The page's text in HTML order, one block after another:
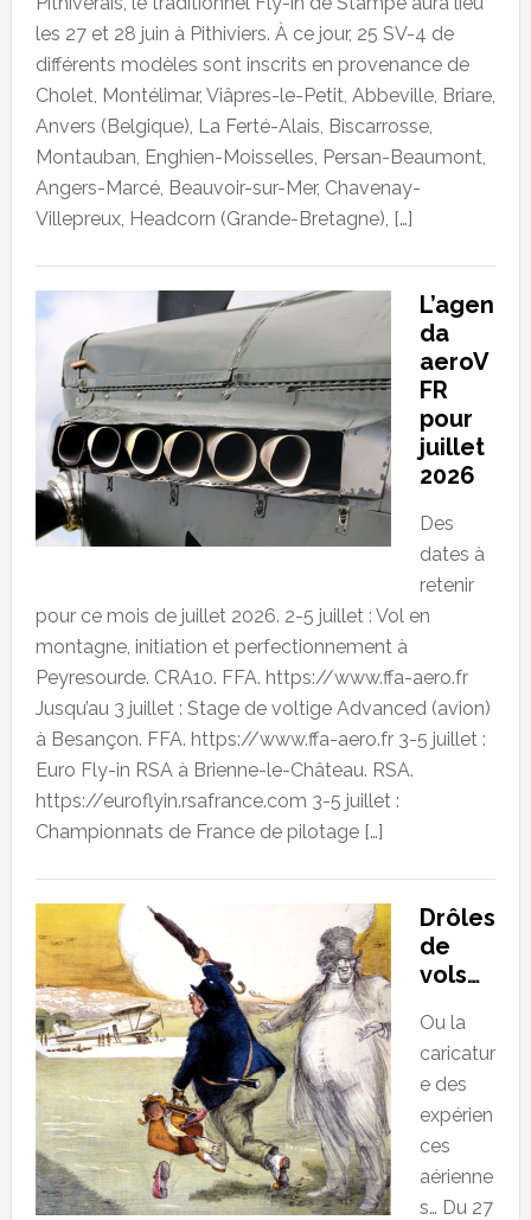
les 27 et 28 juin à Pithiviers. À ce jour, 25 SV-4 de
différents modèles sont inscrits en provenance de
Cholet, Montélimar, Viâpres-le-Petit, Abbeville, Briare,
Anvers (Belgique), La Ferté-Alais, Biscarrosse,
Montauban, Enghien-Moisselles, Persan-Beaumont,
Angers-Marcé, Beauvoir-sur-Mer, Chavenay-
Villepreux, Headcorn (Grande-Bretagne), […]
L’agen
da
aeroV
FR
pour
juillet
2026
Des
dates à
retenir
pour ce mois de juillet 2026. 2-5 juillet : Vol en
montagne, initiation et perfectionnement à
Peyresourde. CRA10. FFA. https://www.ffa-aero.fr
Jusqu’au 3 juillet : Stage de voltige Advanced (avion)
à Besançon. FFA. https://www.ffa-aero.fr 3-5 juillet :
Euro Fly-in RSA à Brienne-le-Château. RSA.
https://euroflyin.rsafrance.com 3-5 juillet :
Championnats de France de pilotage […]
Drôles
de
vols…
Ou la
caricatur
e des
expérien
ces
aérienne
s… Du 27